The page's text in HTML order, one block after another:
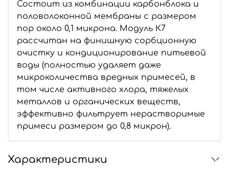
Состоит из комбинации карбонблока и
половолоконной мембраны с размером
пор около 0,1 микрона. Модуль К7
рассчитан на финишную сорбционную
очистку и кондиционирование питьевой
воды (полностью удаляет даже
микроколичества вредных примесей, в
том числе активного хлора, тяжелых
металлов и органических веществ,
эффективно фильтрует нерастворимые
примеси размером до 0,8 микрон).
Характеристики